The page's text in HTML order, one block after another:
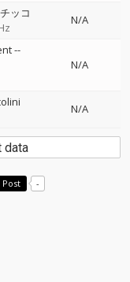
ッコ
N/A
--
N/A
N/A
data
Post -